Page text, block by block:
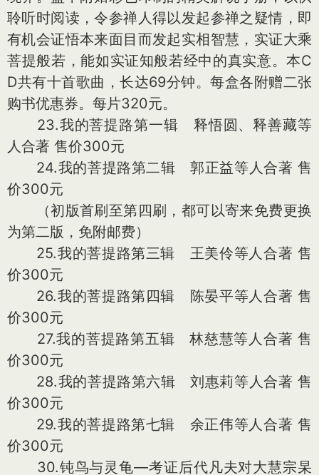
聆听时阅读，令参禅人得以发起参禅之疑情，即
有机会证悟本来面目而发起实相智慧，实证大乘
菩提般若，能如实证知般若经中的真实意。本C
D共有十首歌曲，长达69分钟。每盒各附赠二张
购书优惠券。每片320元。
23.我的菩提路第一辑 释悟圆、释善藏等
人合著 售价300元
24.我的菩提路第二辑 郭正益等人合著 售
价300元
（初版首刷至第四刷，都可以寄来免费更换
为第二版，免附邮费）
25.我的菩提路第三辑 王美伶等人合著 售
价300元
26.我的菩提路第四辑 陈晏平等人合著 售
价300元
27.我的菩提路第五辑 林慈慧等人合著 售
价300元
28.我的菩提路第六辑 刘惠莉等人合著 售
价300元
29.我的菩提路第七辑 余正伟等人合著 售
价300元
30.钝鸟与灵龟—考证后代凡夫对大慧宗杲